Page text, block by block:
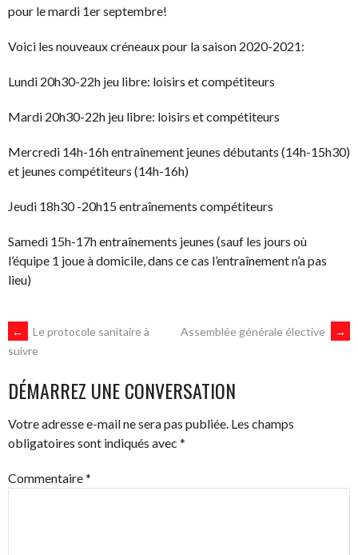
pour le mardi 1er septembre!
Voici les nouveaux créneaux pour la saison 2020-2021:
Lundi 20h30-22h jeu libre: loisirs et compétiteurs
Mardi 20h30-22h jeu libre: loisirs et compétiteurs
Mercredi 14h-16h entraînement jeunes débutants (14h-15h30)
et jeunes compétiteurs (14h-16h)
Jeudi 18h30 -20h15 entraînements compétiteurs
Samedi 15h-17h entraînements jeunes (sauf les jours où
l’équipe 1 joue à domicile, dans ce cas l’entraînement n’a pas
lieu)
NAVIGATION
DES
ARTICLES
←
Le protocole sanitaire à
suivre
Assemblée générale élective →
DÉMARREZ UNE CONVERSATION
Votre adresse e-mail ne sera pas publiée. Les champs
obligatoires sont indiqués avec *
Commentaire*